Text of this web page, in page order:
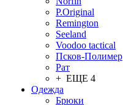
P.Original
Remington
Seeland
Voodoo tactical
Псков-Полимер
Рат
+ ЕЩЕ 4
Одежда
Брюки